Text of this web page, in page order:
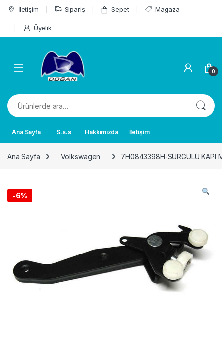
Skip to navigation
Skip to content
İletişim Sipariş Sepet Magaza
Üyelik
0
Ara:
Ana Sayfa S.s.s Hakkımızda İletişim
Ana Sayfa Volkswagen 7H0843398H-SÜRGÜLÜ KAPI
-6%